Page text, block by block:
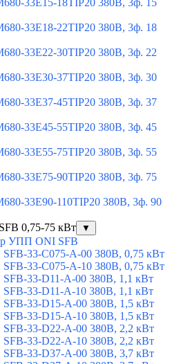
33E15-18TIP20 380В, 3ф. 15
33E18-22TIP20 380В, 3ф. 18
33E22-30TIP20 380В, 3ф. 22
33E30-37TIP20 380В, 3ф. 30
33E37-45TIP20 380В, 3ф. 37
33E45-55TIP20 380В, 3ф. 45
33E55-75TIP20 380В, 3ф. 55
33E75-90TIP20 380В, 3ф. 75
33E90-110TIP20 380В, 3ф. 90
0,75-75 кВт
▼
УПП ONI SFB
33-C075-A-00 380В, 0,75 кВт
33-C075-A-10 380В, 0,75 кВт
33-D11-A-00 380В, 1,1 кВт
33-D11-A-10 380В, 1,1 кВт
33-D15-A-00 380В, 1,5 кВт
33-D15-A-10 380В, 1,5 кВт
33-D22-A-00 380В, 2,2 кВт
33-D22-A-10 380В, 2,2 кВт
33-D37-A-00 380В, 3,7 кВт